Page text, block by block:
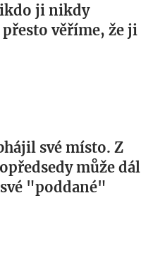
ji nikdy
věříme, že ji
své místo. Z
může dál
"poddané"